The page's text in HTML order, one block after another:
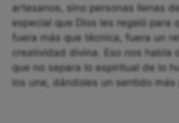
artesanos, sino personas llenas
especial que Dios les regaló para
fuera más que técnica, fuera un
creatividad divina. Eso nos habla
que no separa lo espiritual de lo
los une, dándoles un sentido más